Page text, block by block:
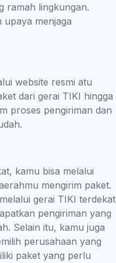
ramah lingkungan.
menjaga
website resmi atu
dari gerai TIKI hingga
proses pengiriman dan
kamu bisa melalui
mengirim paket.
gerai TIKI terdekat
pengiriman yang
Selain itu, kamu juga
perusahaan yang
paket yang perlu